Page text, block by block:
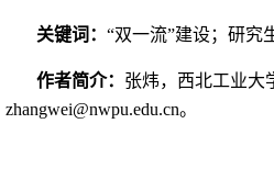
关键词：“双一流”建设；研究
作者简介： 张炜，西北工业大
zhangwei@nwpu.edu.cn。